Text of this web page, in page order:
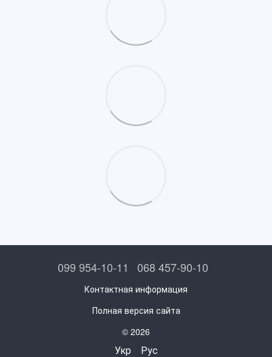
099 954-10-11 068 457-90-10
Контактная информация
Полная версия сайта
© 2026
Укр Рус